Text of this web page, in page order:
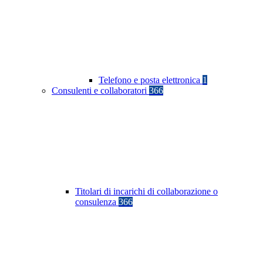
Telefono e posta elettronica 1
Consulenti e collaboratori 366
Titolari di incarichi di collaborazione o
consulenza 366